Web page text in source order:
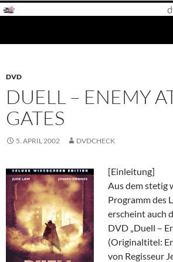
Zum
DVD
DUELL – ENEMY
GATES
5. APRIL 2002 DVDCHECK
[Einleitung]
Aus dem stetig
Programm des
erscheint auch
DVD „Duell –
(Originaltitel:
von Regisseur